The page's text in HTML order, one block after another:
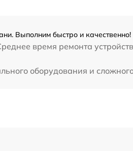
Выполним быстро и качественно!
время ремонта
оборудования и